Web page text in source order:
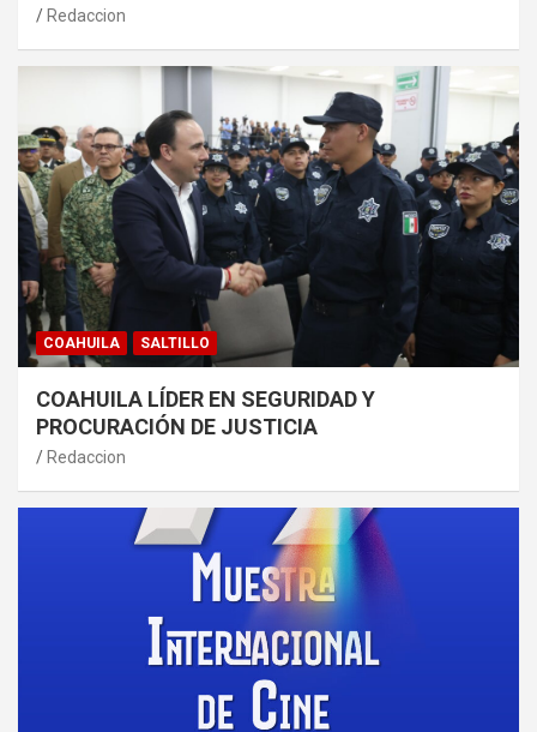
Redaccion
COAHUILA SALTILLO
COAHUILA LÍDER EN SEGURIDAD Y
PROCURACIÓN DE JUSTICIA
Redaccion